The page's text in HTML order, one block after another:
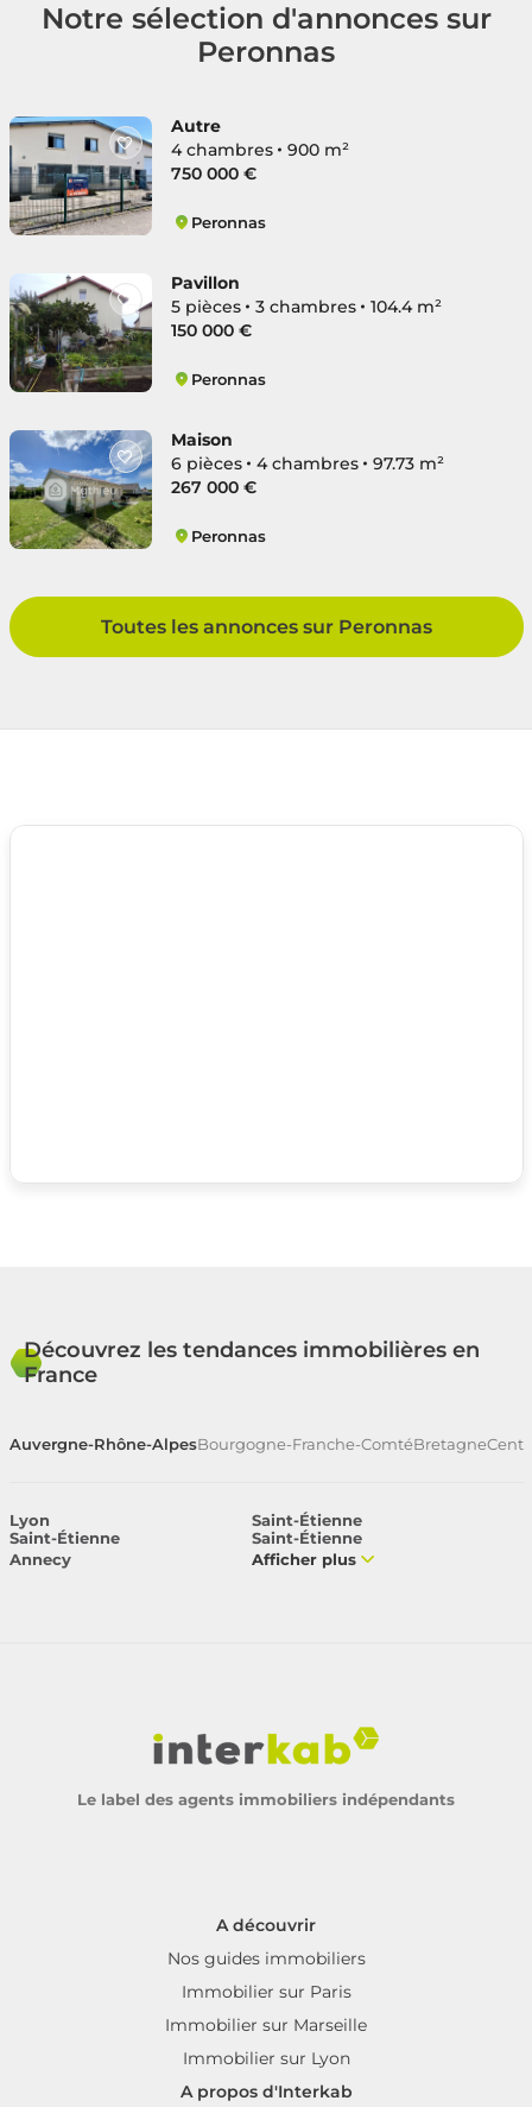
Notre sélection d'annonces sur
Peronnas
Autre
4 chambres
900 m²
750 000 €
Peronnas
Pavillon
5 pièces
3 chambres
104.4 m²
150 000 €
Peronnas
Maison
6 pièces
4 chambres
97.73 m²
267 000 €
Peronnas
Toutes les annonces sur Peronnas
Découvrez les tendances immobilières en
France
Auvergne-Rhône-AlpesBourgogne-Franche-ComtéBretagne
Lyon
Saint-Étienne
Saint-Étienne
Saint-Étienne
Annecy
Afficher plus
Le label des agents immobiliers indépendants
A découvrir
Nos guides immobiliers
Immobilier sur Paris
Immobilier sur Marseille
Immobilier sur Lyon
A propos d'Interkab